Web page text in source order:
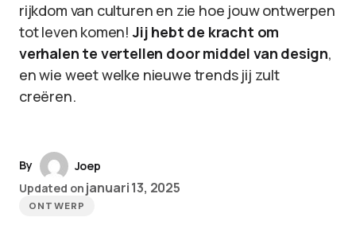
rijkdom van culturen en zie hoe jouw ontwerpen
tot leven komen!Jij hebt de kracht om
verhalen te vertellen door middel van design,
en wie weet welke nieuwe trends jij zult
creëren.
By
Joep
Updated on januari 13, 2025
ONTWERP